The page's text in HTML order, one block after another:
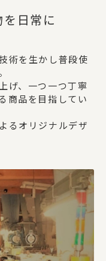
日常に
術を生かし普段使
げ、一つ一つ丁寧
商品を目指してい
るオリジナルデザ